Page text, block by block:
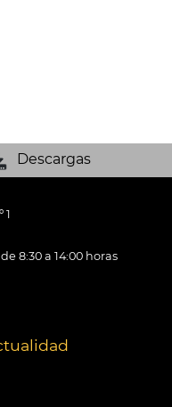
Descargas
1
8:30 a 14:00 horas